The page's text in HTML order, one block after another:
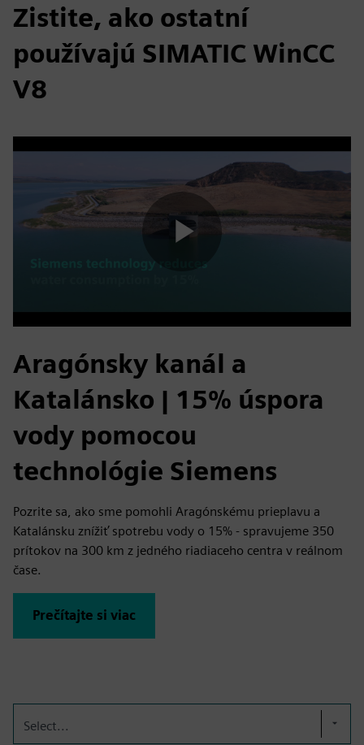
Zistite, ako ostatní
používajú SIMATIC WinCC
V8
Play
Video
Aragónsky kanál a
Katalánsko | 15% úspora
vody pomocou
technológie Siemens
Pozrite sa, ako sme pomohli Aragónskému prieplavu a
Katalánsku znížiť spotrebu vody o 15% - spravujeme 350
prítokov na 300 km z jedného riadiaceho centra v reálnom
čase.
Prečítajte si viac
Select...